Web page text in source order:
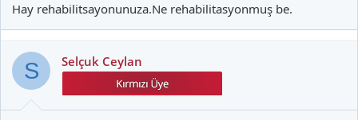
Hertha Berlin karşılaşması seyahat kadrosunda bulunmayan ya
da tedavisi süren oyuncularımız Florya Metin Oktay Tesisleri'nde
Hay rehabilitsayonunuza.Ne rehabilitasyonmuş be.
S Selçuk Ceylan